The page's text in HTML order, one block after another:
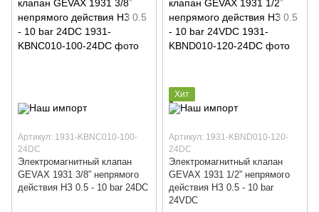
Артикул: 1931-KBNC010-100-
24DC
Электромагнитный клапан
GEVAX 1931 3/8” непрямого
действия НЗ 0.5 - 10 bar 24DC
Хит
Артикул: 1931-KBND010-120-
24DC
Электромагнитный клапан
GEVAX 1931 1/2” непрямого
действия НЗ 0.5 - 10 bar
24VDC